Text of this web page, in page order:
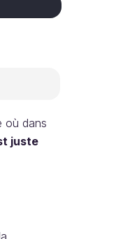
où dans
juste